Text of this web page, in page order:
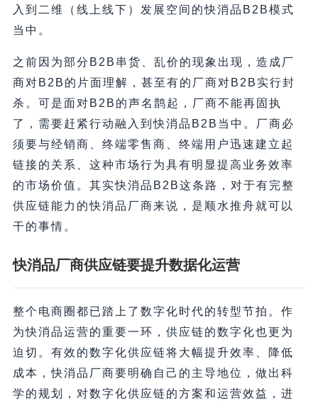
入到二维（线上线下）发展空间的快消品B2B模式
当中。
之前因为部分B2B串货、乱价的现象出现，造成厂
商对B2B的片面理解，甚至有的厂商对B2B实行封
杀。可是面对B2B的声名鹊起，厂商不能再固执
了，需要赶紧行动融入到快消品B2B当中。厂商必
须要与经销商、终端零售商、终端用户迅速建立起
链接的关系、这种市场行为具有明显提高业务效率
的市场价值。其实快消品B2B这条路，对于有完整
供应链能力的快消品厂商来说，是顺水推舟就可以
干的事情。
快消品厂商供应链要提升数据化运营
整个电商圈都已踏上了数字化时代的转型节拍。作
为快消品运营的重要一环，供应链的数字化也更为
迫切。有效的数字化供应链将大幅提升效率、降低
成本，快消品厂商要明确自己的主导地位，做出科
学的规划，对数字化供应链的方案和运营效益，进